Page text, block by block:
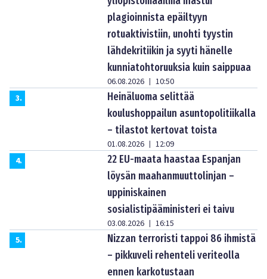
plagioinnista epäiltyyn
rotuaktivistiin, unohti tyystin
lähdekritiikin ja syyti hänelle
kunniatohtoruuksia kuin saippuaa
06.08.2026 | 10:50
3.
Heinäluoma selittää
koulushoppailun asuntopolitiikalla
– tilastot kertovat toista
01.08.2026 | 12:09
4.
22 EU-maata haastaa Espanjan
löysän maahanmuuttolinjan –
uppiniskainen
sosialistipääministeri ei taivu
03.08.2026 | 16:15
5.
Nizzan terroristi tappoi 86 ihmistä
– pikkuveli rehenteli veriteolla
ennen karkotustaan